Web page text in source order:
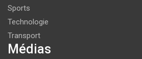
Sports
Technologie
Transport
Médias